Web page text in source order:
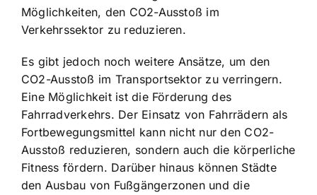
Möglichkeiten, den CO2-Ausstoß im
Verkehrssektor zu reduzieren.
Es gibt jedoch noch weitere Ansätze, um den
CO2-Ausstoß im Transportsektor zu verringern.
Eine Möglichkeit ist die Förderung des
Fahrradverkehrs. Der Einsatz von Fahrrädern als
Fortbewegungsmittel kann nicht nur den CO2-
Ausstoß reduzieren, sondern auch die körperliche
Fitness fördern. Darüber hinaus können Städte
den Ausbau von Fußgängerzonen und die